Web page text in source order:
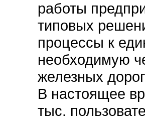
работы
типовых
процессы к
необходимую
железных
В настоящее
тыс.